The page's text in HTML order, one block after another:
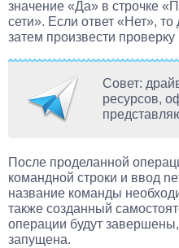
значение «Да» в строчке
сети». Если ответ «Нет»,
затем произвести проверку
Совет:
ресурсов,
После проделанной
командной строки и ввод
название команды
также созданный
операции будут
запущена.